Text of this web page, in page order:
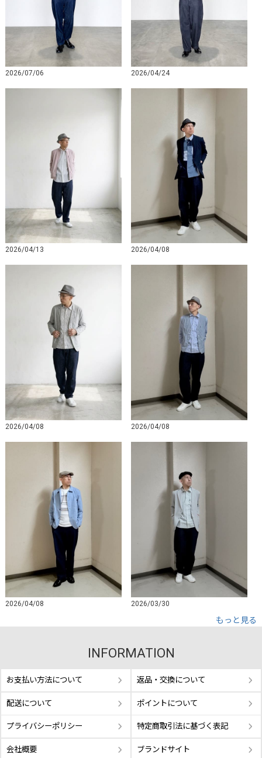
2026/07/06 2026/04/24
2026/04/13 2026/04/08
2026/04/08 2026/04/08
2026/04/08 2026/03/30
もっと見る
INFORMATION
お支払い方法について 返品・交換について
配送について ポイントについて
プライバシーポリシー 特定商取引法に基づく表記
会社概要 ブランドサイト